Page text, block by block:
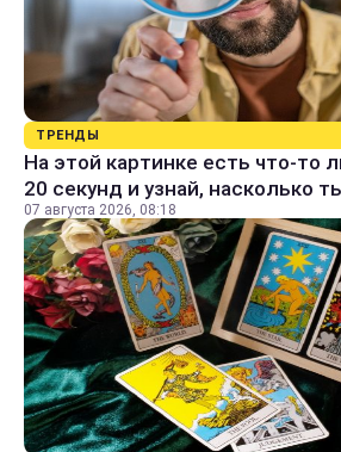
ТРЕНДЫ
На этой картинке есть что-то
20 секунд и узнай, насколько
07 августа 2026, 08:18